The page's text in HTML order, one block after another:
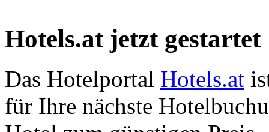
Hotels.at jetzt gestartet
Das Hotelportal Hotels.at
für Ihre nächste